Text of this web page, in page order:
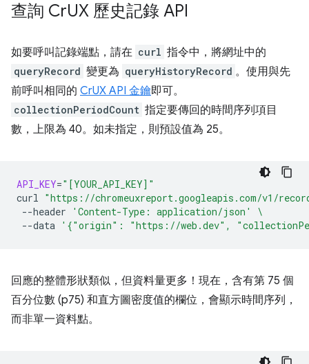
查詢 CrUX 歷史記錄 API
如要呼叫記錄端點，請在 curl 指令中，將網址中的
queryRecord 變更為 queryHistoryRecord 。使用與先
前呼叫相同的 CrUX API 金鑰即可。
collectionPeriodCount 指定要傳回的時間序列項目
數，上限為 40。如未指定，則預設值為 25。
API_KEY="[YOUR_API_KEY]"
curl "https://chromeuxreport.googleapis.com/v1/
--header
'Content-Type: application/json'
\
--data '{"origin": "https://web.dev",
回應的整體形狀類似，但資料量更多！現在，含有第 75 個
百分位數 (p75) 和直方圖密度值的欄位，會顯示時間序列，
而非單一資料點。